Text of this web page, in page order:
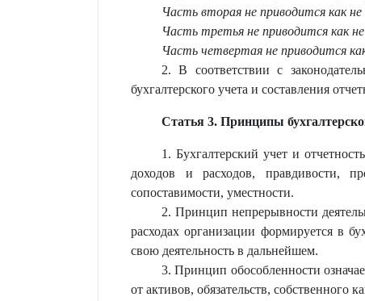
Часть вторая не приводится как не
Часть третья не приводится как
Часть четвертая не приводится
2. В соответствии с
бухгалтерского учета и составления
Статья 3. Принципы
1. Бухгалтерский учет и
доходов и расходов, правдивости,
сопоставимости, уместности.
2. Принцип непрерывности
расходах организации формируется в
свою деятельность в дальнейшем.
3. Принцип обособленности
от активов, обязательств, собственного